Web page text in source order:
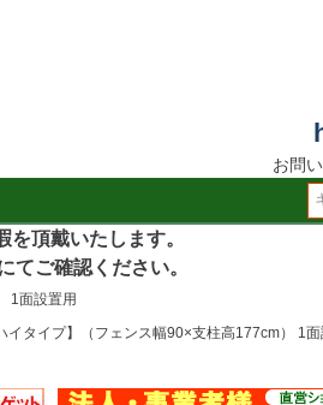
お問
頂戴いたします。
ご確認ください。
1面設置用
タイプ】（フェンス幅90×支柱高177cm） 1面